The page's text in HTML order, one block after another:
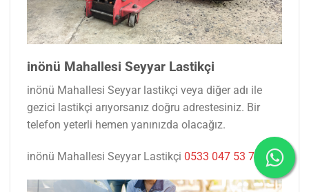
inönü Mahallesi Seyyar Lastikçi
inönü Mahallesi Seyyar lastikçi veya diğer adı ile
gezici lastikçi arıyorsanız doğru adrestesiniz. Bir
telefon yeterli hemen yanınızda olacağız.
inönü Mahallesi Seyyar Lastikçi 0533 047 53 77